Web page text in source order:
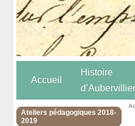
Accueil
Histoire
Ateliers pédagogiques 2018-
2019